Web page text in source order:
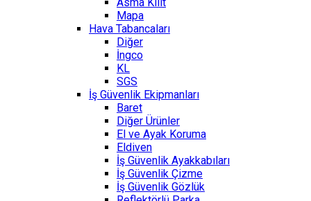
Mapa
Hava Tabancaları
Diğer
İngco
KL
SGS
İş Güvenlik Ekipmanları
Baret
Diğer Ürünler
El ve Ayak Koruma
Eldiven
İş Güvenlik Ayakkabıları
İş Güvenlik Çizme
İş Güvenlik Gözlük